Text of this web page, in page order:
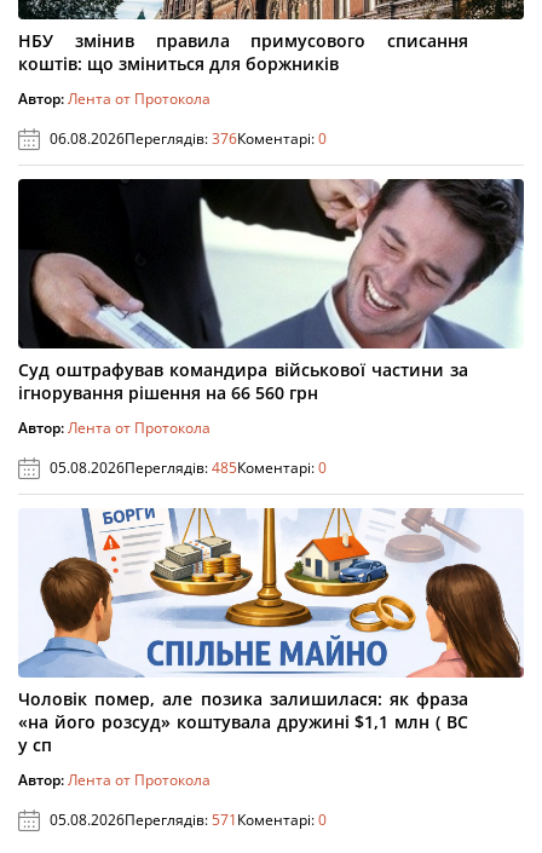
НБУ змінив правила примусового списання
коштів: що зміниться для боржників
Автор:Лента от Протокола
06.08.2026Переглядів:376Коментарі:0
Суд оштрафував командира військової частини за
ігнорування рішення на 66 560 грн
Автор:Лента от Протокола
05.08.2026Переглядів:485Коментарі:0
Чоловік помер, але позика залишилася: як фраза
«на його розсуд» коштувала дружині $1,1 млн ( ВС
у сп
Автор:Лента от Протокола
05.08.2026Переглядів:571Коментарі:0